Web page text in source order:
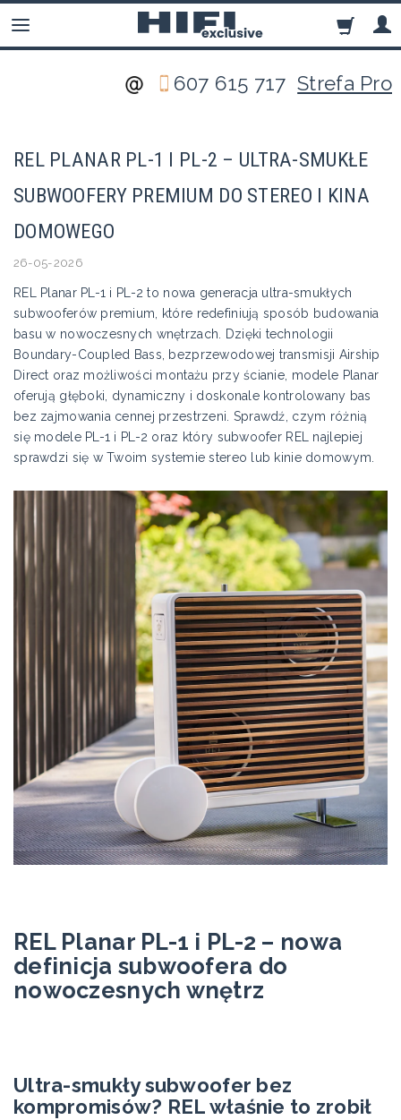
607 615 717Strefa Pro
REL PLANAR PL-1 I PL-2 – ULTRA-SMUKŁE
SUBWOOFERY PREMIUM DO STEREO I KINA
DOMOWEGO
26-05-2026
REL Planar PL-1 i PL-2 to nowa generacja ultra-smukłych
subwooferów premium, które redefiniują sposób budowania
basu w nowoczesnych wnętrzach. Dzięki technologii
Boundary-Coupled Bass, bezprzewodowej transmisji Airship
Direct oraz możliwości montażu przy ścianie, modele Planar
oferują głęboki, dynamiczny i doskonale kontrolowany bas
bez zajmowania cennej przestrzeni. Sprawdź, czym różnią
się modele PL-1 i PL-2 oraz który subwoofer REL najlepiej
sprawdzi się w Twoim systemie stereo lub kinie domowym.
REL Planar PL-1 i PL-2 – nowa
definicja subwoofera do
nowoczesnych wnętrz
Ultra-smukły subwoofer bez
kompromisów? REL właśnie to zrobił